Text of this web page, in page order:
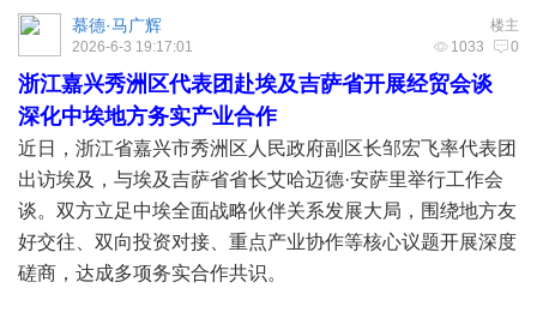
楼主
慕德·马广辉
1033 0
2026-6-3 19:17:01
浙江嘉兴秀洲区代表团赴埃及吉萨省开展经贸会谈
深化中埃地方务实产业合作
近日，浙江省嘉兴市秀洲区人民政府副区长邹宏飞率代表团
出访埃及，与埃及吉萨省省长艾哈迈德·安萨里举行工作会
谈。双方立足中埃全面战略伙伴关系发展大局，围绕地方友
好交往、双向投资对接、重点产业协作等核心议题开展深度
磋商，达成多项务实合作共识。